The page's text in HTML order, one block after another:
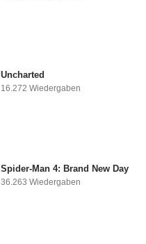
Uncharted
16.272 Wiedergaben
Spider-Man 4: Brand New Day
36.263 Wiedergaben